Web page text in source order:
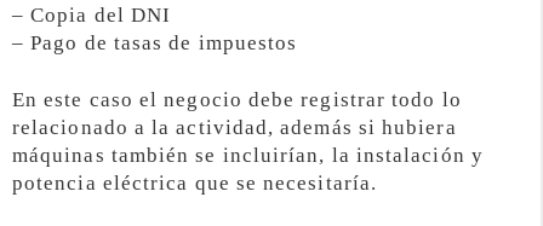
– Copia del DNI
– Pago de tasas de impuestos
En este caso el negocio debe registrar todo lo
relacionado a la actividad, además si hubiera
máquinas también se incluirían, la instalación y
potencia eléctrica que se necesitaría.